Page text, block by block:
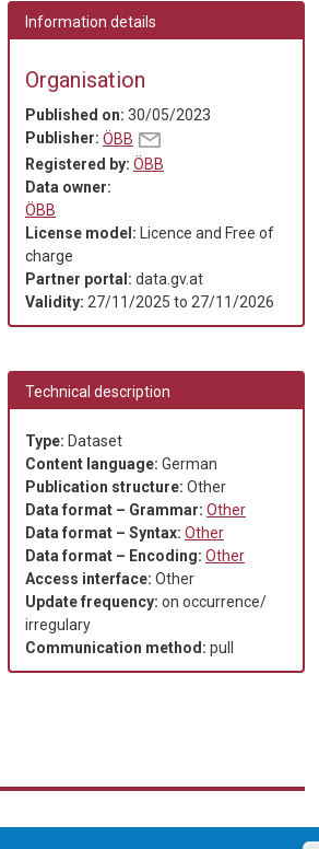
Information details
Organisation
Published on:30/05/2023
Publisher:ÖBB
Registered by:ÖBB
Data owner:
ÖBB
License model:Licence and Free of
charge
Partner portal:data.gv.at
Validity: 27/11/2025 to 27/11/2026
Technical description
Type:Dataset
Content language:German
Publication structure:Other
Data format – Grammar:Other
Data format – Syntax:Other
Data format – Encoding:Other
Access interface:Other
Update frequency:on occurrence/
irregulary
Communication method:pull
Sitemap